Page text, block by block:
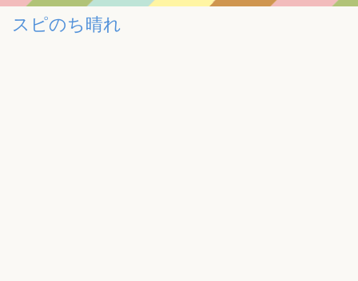
スピのち晴れ